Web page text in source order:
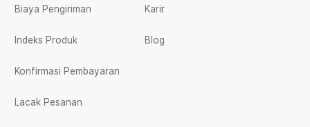
Biaya Pengiriman
Indeks Produk
Konfirmasi Pembayaran
Lacak Pesanan
Karir
Blog